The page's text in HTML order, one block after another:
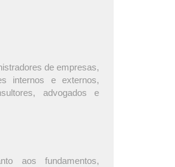
de empresas,
internos e externos,
advogados e
aos fundamentos,